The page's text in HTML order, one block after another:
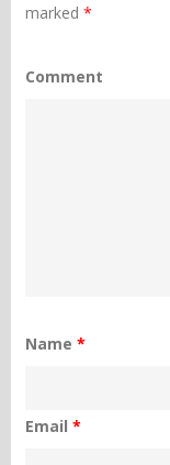
marked*
Comment
Name*
Email*